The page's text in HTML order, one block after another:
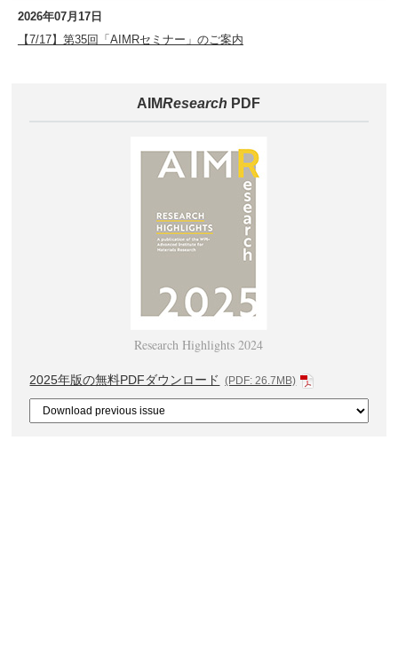
2026年07月17日
【7/17】第35回「AIMRセミナー」のご案内
AIMResearch PDF
Research Highlights 2024
2025年版の無料PDFダウンロード (PDF: 26.7MB)